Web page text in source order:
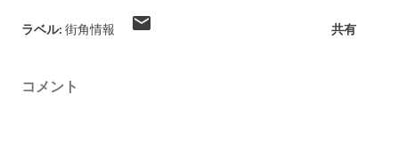
ラベル: 街角情報 共有
コメント